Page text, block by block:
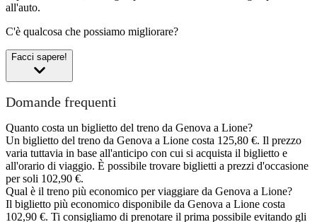
all'auto.
C'è qualcosa che possiamo migliorare?
Facci sapere!
Domande frequenti
Quanto costa un biglietto del treno da Genova a Lione?
Un biglietto del treno da Genova a Lione costa 125,80 €. Il prezzo
varia tuttavia in base all'anticipo con cui si acquista il biglietto e
all'orario di viaggio. È possibile trovare biglietti a prezzi d'occasione
per soli 102,90 €.
Qual è il treno più economico per viaggiare da Genova a Lione?
Il biglietto più economico disponibile da Genova a Lione costa
102,90 €. Ti consigliamo di prenotare il prima possibile evitando gli